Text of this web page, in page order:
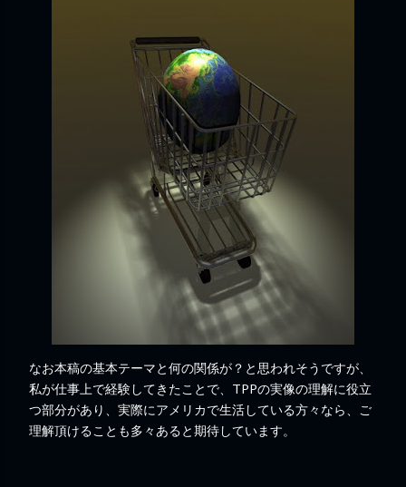
なお本稿の基本テーマと何の関係が？と思われそうですが、
私が仕事上で経験してきたことで、TPPの実像の理解に役立
つ部分があり、実際にアメリカで生活している方々なら、ご
理解頂けることも多々あると期待しています。